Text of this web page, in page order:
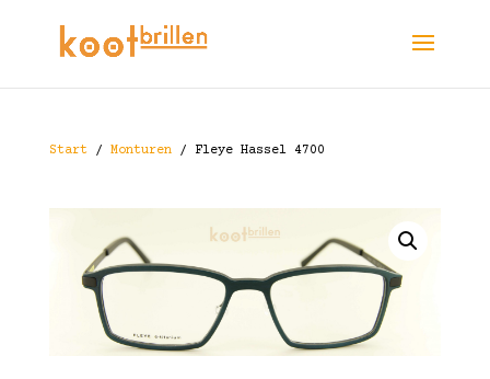
Start/ Monturen/ Fleye Hassel 4700